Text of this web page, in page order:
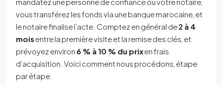
vous transférez les fonds via une banque marocaine, et
le notaire finalise l’acte. Comptez en général de2 à 4
moisentre la première visite et la remise des clés, et
prévoyez environ 6 % à 10 % du prixen frais
d’acquisition. Voici comment nous procédons, étape
par étape.